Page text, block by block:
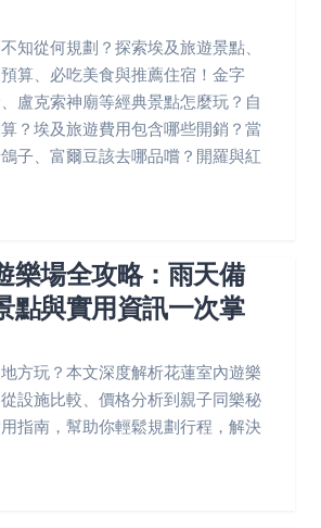
知從何規劃？探索埃及旅遊景點、
算、必吃美食與推薦住宿！金字
盧克索神廟等經典景點怎麼玩？自
？埃及旅遊費用包含哪些開銷？當
子、富爾豆該去哪品嚐？開羅與紅
樂場全攻略：雨天備
點與實用資訊一次掌
方玩？本文深度解析花蓮室內遊樂
設施比較、價格分析到親子同樂秘
指南，幫助你輕鬆規劃行程，解決